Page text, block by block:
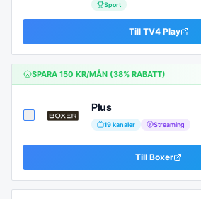
Sport
Till TV4 Play
SPARA 150 KR/MÅN (38% RABATT)
Plus
19kanaler Streaming
Till Boxer